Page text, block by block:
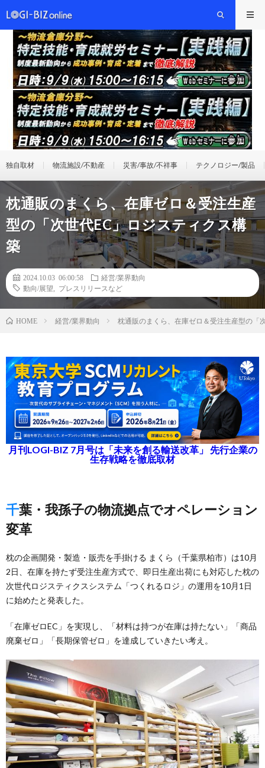
独自取材 物流施設/不動産 災害/事故/不祥事 テクノロジー/製品
枕通販のまくら、在庫ゼロ＆受注生産
型の「次世代EC」ロジスティクス構
築
2024.10.03 06:00:58
経営/業界動向
動向/展望
プレスリリースなど
HOME 経営/業界動向 枕通販のまくら、在庫ゼロ＆受注生産型の「
月刊LOGI-BIZ 7月号は「未来を創る輸送改革」 先行企業の
生存戦略を徹底取材
千葉・我孫子の物流拠点でオペレーション
変革
枕の企画開発・製造・販売を手掛ける まくら（千葉県柏市）は10月
2日、在庫を持たず受注生産方式で、即日生産出荷にも対応した枕の
次世代ロジスティクスシステム「つくれるロジ」の運用を10月1日
に始めたと発表した。
「在庫ゼロEC」を実現し、「材料は持つが在庫は持たない」「商品
廃棄ゼロ」「長期保管ゼロ」を達成していきたい考え。